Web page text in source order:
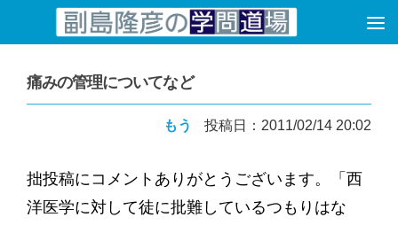
コンテンツへスキップ
痛みの管理についてなど
もう 投稿日：2011/02/14 20:02
拙投稿にコメントありがとうございます。「西
洋医学に対して徒に批難しているつもりはな